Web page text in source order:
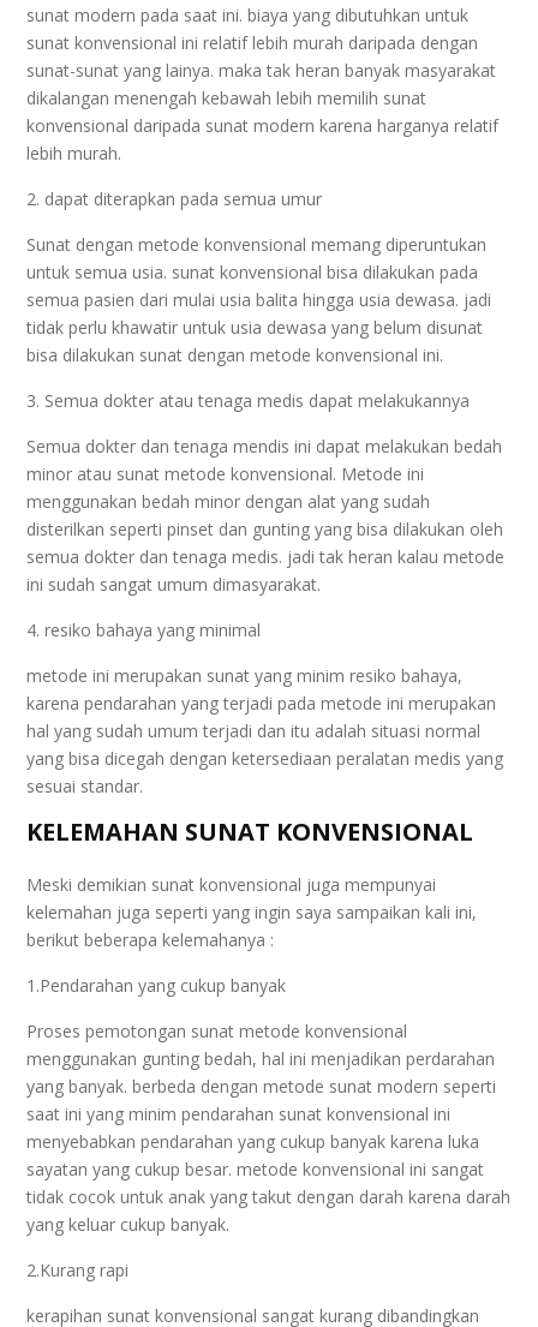
sunat modern pada saat ini. biaya yang dibutuhkan untuk
sunat konvensional ini relatif lebih murah daripada dengan
sunat-sunat yang lainya. maka tak heran banyak masyarakat
dikalangan menengah kebawah lebih memilih sunat
konvensional daripada sunat modern karena harganya relatif
lebih murah.
2. dapat diterapkan pada semua umur
Sunat dengan metode konvensional memang diperuntukan
untuk semua usia. sunat konvensional bisa dilakukan pada
semua pasien dari mulai usia balita hingga usia dewasa. jadi
tidak perlu khawatir untuk usia dewasa yang belum disunat
bisa dilakukan sunat dengan metode konvensional ini.
3. Semua dokter atau tenaga medis dapat melakukannya
Semua dokter dan tenaga mendis ini dapat melakukan bedah
minor atau sunat metode konvensional. Metode ini
menggunakan bedah minor dengan alat yang sudah
disterilkan seperti pinset dan gunting yang bisa dilakukan oleh
semua dokter dan tenaga medis. jadi tak heran kalau metode
ini sudah sangat umum dimasyarakat.
4. resiko bahaya yang minimal
metode ini merupakan sunat yang minim resiko bahaya,
karena pendarahan yang terjadi pada metode ini merupakan
hal yang sudah umum terjadi dan itu adalah situasi normal
yang bisa dicegah dengan ketersediaan peralatan medis yang
sesuai standar.
KELEMAHAN SUNAT KONVENSIONAL
Meski demikian sunat konvensional juga mempunyai
kelemahan juga seperti yang ingin saya sampaikan kali ini,
berikut beberapa kelemahanya :
1.Pendarahan yang cukup banyak
Proses pemotongan sunat metode konvensional
menggunakan gunting bedah, hal ini menjadikan perdarahan
yang banyak. berbeda dengan metode sunat modern seperti
saat ini yang minim pendarahan sunat konvensional ini
menyebabkan pendarahan yang cukup banyak karena luka
sayatan yang cukup besar. metode konvensional ini sangat
tidak cocok untuk anak yang takut dengan darah karena darah
yang keluar cukup banyak.
2.Kurang rapi
kerapihan sunat konvensional sangat kurang dibandingkan